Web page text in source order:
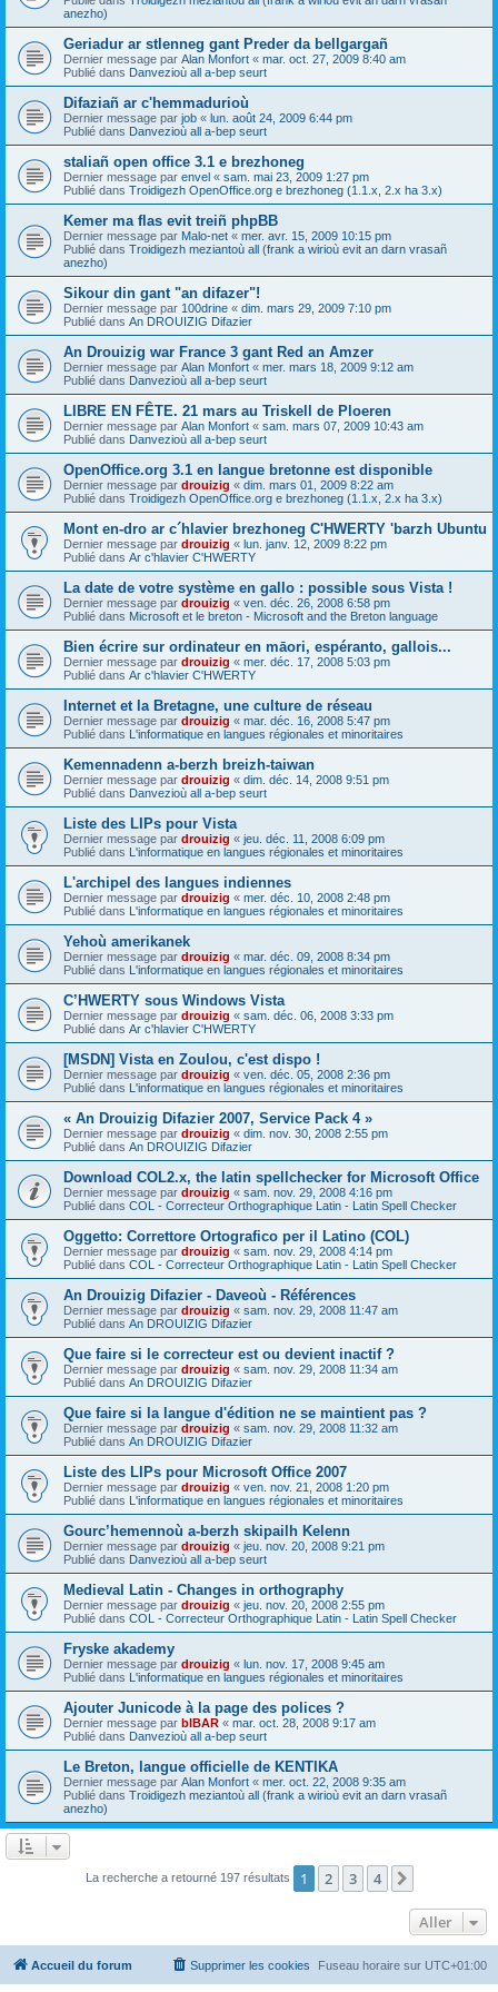
anezho)
Geriadur ar stlenneg gant Preder da bellgargañ
Dernier message par Alan Monfort « mar. oct. 27, 2009 8:40 am
Publié dans Danvezioù all a-bep seurt
Difaziañ ar c'hemmadurioù
Dernier message par job « lun. août 24, 2009 6:44 pm
Publié dans Danvezioù all a-bep seurt
staliañ open office 3.1 e brezhoneg
Dernier message par envel « sam. mai 23, 2009 1:27 pm
Publié dans Troidigezh OpenOffice.org e brezhoneg (1.1.x, 2.x ha 3.x)
Kemer ma flas evit treiñ phpBB
Dernier message par Malo-net « mer. avr. 15, 2009 10:15 pm
Publié dans Troidigezh meziantoù all (frank a wirioù evit an darn vrasañ
anezho)
Sikour din gant "an difazer"!
Dernier message par 100drine « dim. mars 29, 2009 7:10 pm
Publié dans An DROUIZIG Difazier
An Drouizig war France 3 gant Red an Amzer
Dernier message par Alan Monfort « mer. mars 18, 2009 9:12 am
Publié dans Danvezioù all a-bep seurt
LIBRE EN FÊTE. 21 mars au Triskell de Ploeren
Dernier message par Alan Monfort « sam. mars 07, 2009 10:43 am
Publié dans Danvezioù all a-bep seurt
OpenOffice.org 3.1 en langue bretonne est disponible
Dernier message par drouizig « dim. mars 01, 2009 8:22 am
Publié dans Troidigezh OpenOffice.org e brezhoneg (1.1.x, 2.x ha 3.x)
Mont en-dro ar c´hlavier brezhoneg C'HWERTY 'barzh Ubuntu
Dernier message par drouizig « lun. janv. 12, 2009 8:22 pm
Publié dans Ar c'hlavier C'HWERTY
La date de votre système en gallo : possible sous Vista !
Dernier message par drouizig « ven. déc. 26, 2008 6:58 pm
Publié dans Microsoft et le breton - Microsoft and the Breton language
Bien écrire sur ordinateur en māori, espéranto, gallois...
Dernier message par drouizig « mer. déc. 17, 2008 5:03 pm
Publié dans Ar c'hlavier C'HWERTY
Internet et la Bretagne, une culture de réseau
Dernier message par drouizig « mar. déc. 16, 2008 5:47 pm
Publié dans L'informatique en langues régionales et minoritaires
Kemennadenn a-berzh breizh-taiwan
Dernier message par drouizig « dim. déc. 14, 2008 9:51 pm
Publié dans Danvezioù all a-bep seurt
Liste des LIPs pour Vista
Dernier message par drouizig « jeu. déc. 11, 2008 6:09 pm
Publié dans L'informatique en langues régionales et minoritaires
L'archipel des langues indiennes
Dernier message par drouizig « mer. déc. 10, 2008 2:48 pm
Publié dans L'informatique en langues régionales et minoritaires
Yehoù amerikanek
Dernier message par drouizig « mar. déc. 09, 2008 8:34 pm
Publié dans L'informatique en langues régionales et minoritaires
C’HWERTY sous Windows Vista
Dernier message par drouizig « sam. déc. 06, 2008 3:33 pm
Publié dans Ar c'hlavier C'HWERTY
[MSDN] Vista en Zoulou, c'est dispo !
Dernier message par drouizig « ven. déc. 05, 2008 2:36 pm
Publié dans L'informatique en langues régionales et minoritaires
« An Drouizig Difazier 2007, Service Pack 4 »
Dernier message par drouizig « dim. nov. 30, 2008 2:55 pm
Publié dans An DROUIZIG Difazier
Download COL2.x, the latin spellchecker for Microsoft Office
Dernier message par drouizig « sam. nov. 29, 2008 4:16 pm
Publié dans COL - Correcteur Orthographique Latin - Latin Spell Checker
Oggetto: Correttore Ortografico per il Latino (COL)
Dernier message par drouizig « sam. nov. 29, 2008 4:14 pm
Publié dans COL - Correcteur Orthographique Latin - Latin Spell Checker
An Drouizig Difazier - Daveoù - Références
Dernier message par drouizig « sam. nov. 29, 2008 11:47 am
Publié dans An DROUIZIG Difazier
Que faire si le correcteur est ou devient inactif ?
Dernier message par drouizig « sam. nov. 29, 2008 11:34 am
Publié dans An DROUIZIG Difazier
Que faire si la langue d'édition ne se maintient pas ?
Dernier message par drouizig « sam. nov. 29, 2008 11:32 am
Publié dans An DROUIZIG Difazier
Liste des LIPs pour Microsoft Office 2007
Dernier message par drouizig « ven. nov. 21, 2008 1:20 pm
Publié dans L'informatique en langues régionales et minoritaires
Gourc’hemennoù a-berzh skipailh Kelenn
Dernier message par drouizig « jeu. nov. 20, 2008 9:21 pm
Publié dans Danvezioù all a-bep seurt
Medieval Latin - Changes in orthography
Dernier message par drouizig « jeu. nov. 20, 2008 2:55 pm
Publié dans COL - Correcteur Orthographique Latin - Latin Spell Checker
Fryske akademy
Dernier message par drouizig « lun. nov. 17, 2008 9:45 am
Publié dans L'informatique en langues régionales et minoritaires
Ajouter Junicode à la page des polices ?
Dernier message par bIBAR « mar. oct. 28, 2008 9:17 am
Publié dans Danvezioù all a-bep seurt
Le Breton, langue officielle de KENTIKA
Dernier message par Alan Monfort « mer. oct. 22, 2008 9:35 am
Publié dans Troidigezh meziantoù all (frank a wirioù evit an darn vrasañ
anezho)
La recherche a retourné 197 résultats 1 2 3 4
Aller
Accueil du forum Fuseau horaire sur UTC+01:00
Supprimer les cookies